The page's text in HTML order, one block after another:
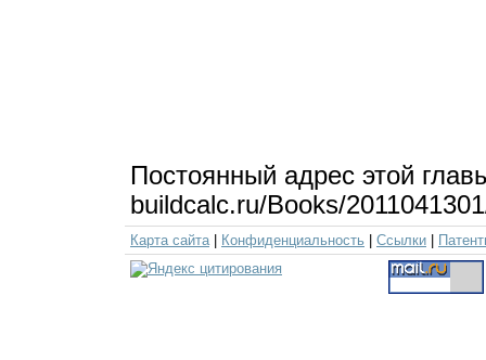
Постоянный адрес этой
buildcalc.ru/Books/
Карта сайта| Конфиденциальность Ссылки